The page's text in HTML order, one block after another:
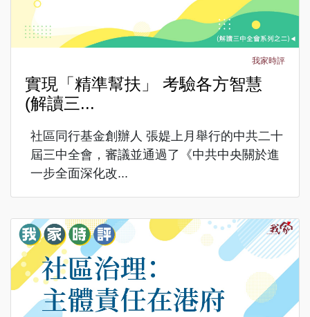
我家時評
實現「精準幫扶」 考驗各方智慧
(解讀三...
社區同行基金創辦人 張媞上月舉行的中共二十
屆三中全會，審議並通過了《中共中央關於進
一步全面深化改...